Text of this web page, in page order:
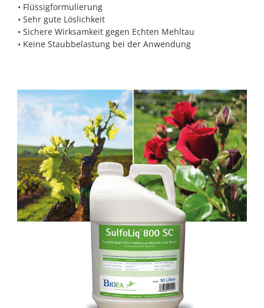
• Flüssigformulierung
• Sehr gute Löslichkeit
• Sichere Wirksamkeit gegen Echten Mehltau
• Keine Staubbelastung bei der Anwendung